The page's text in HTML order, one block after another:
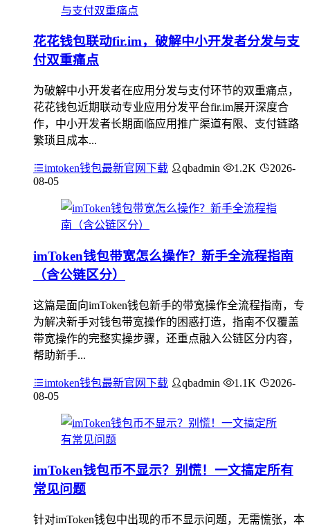
花花钱包联动fir.im，破解中小开发者分发与支
付双重痛点
为破解中小开发者在应用分发与支付环节的双重痛点，
花花钱包近期联动专业应用分发平台fir.im展开深度合
作，中小开发者长期面临应用推广渠道有限、支付链路
繁琐且成本...
imtoken钱包最新官网下载 qbadmin 1.2K
2026-
08-05
imToken钱包带宽怎么操作？新手全流程指南
（含公链区分）
这篇是面向imToken钱包新手的带宽操作全流程指南，专
为解决新手对钱包带宽操作的困惑打造，指南不仅覆盖
带宽操作的完整实操步骤，还重点融入公链区分内容，
帮助新手...
imtoken钱包最新官网下载 qbadmin 1.1K
2026-
08-05
imToken钱包币不显示？别慌！一文搞定所有
常见问题
针对imToken钱包中出现的币不显示问题，无需慌张，本